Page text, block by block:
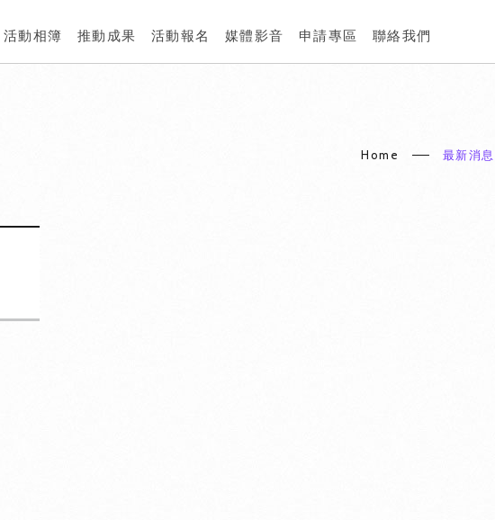
活動相簿 推動成果 活動報名 媒體影音 申請專區 聯絡我們
Home 最新消息